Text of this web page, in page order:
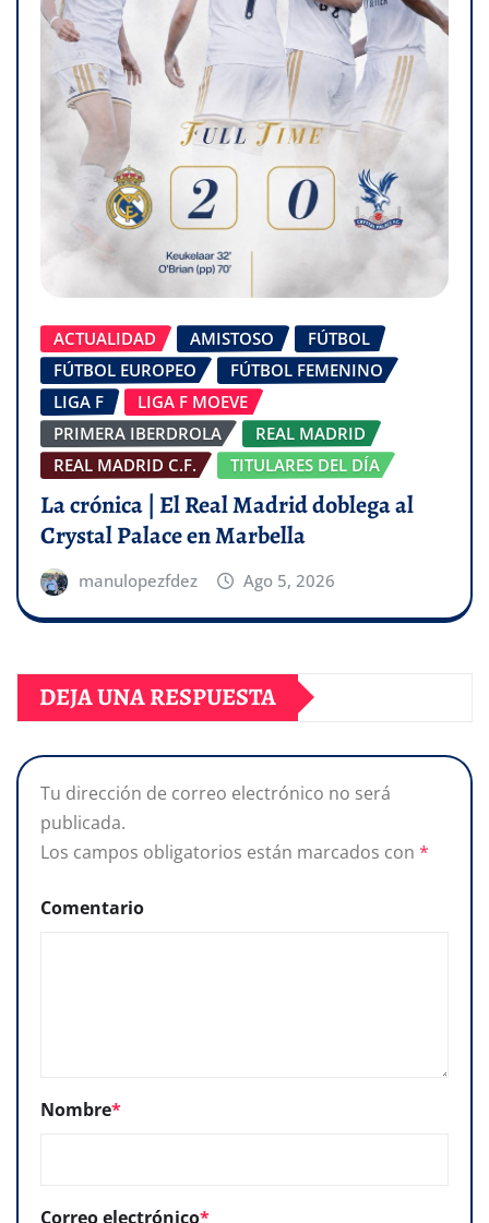
ACTUALIDAD AMISTOSO
FÚTBOL
FÚTBOL EUROPEO
FÚTBOL FEMENINO
LIGA F
LIGA F MOEVE
PRIMERA IBERDROLA
REAL MADRID
REAL MADRID C.F.
TITULARES DEL DÍA
La crónica | El Real Madrid doblega al
Crystal Palace en Marbella
manulopezfdez Ago 5, 2026
DEJA UNA RESPUESTA
Tu dirección de correo electrónico no será
publicada.
Los campos obligatorios están marcados con *
Comentario
Nombre*
Correo electrónico*